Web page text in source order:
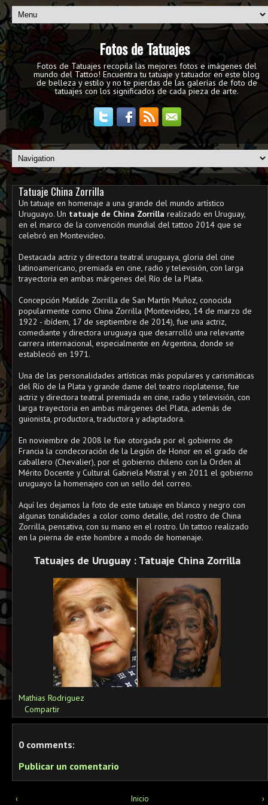
Fotos de Tatuajes
Fotos de Tatuajes recopila las mejores fotos e imágenes del
mundo del Tattoo! Encuentra tu tatuaje y tatuador en este blog
de belleza y estilo y no te pierdas de las galerías de foto de
tatuajes con los significados de cada pieza de arte.
Tatuaje China Zorrilla
Un tatuaje en homenaje a una grande del mundo artístico
Uruguayo. Un tatuaje de China Zorrilla realizado en Uruguay,
en el marco de la convención mundial del tattoo 2014 que se
celebró en Montevideo.
Destacada actriz y directora teatral uruguaya, gloria del cine
latinoamericano, premiada en cine, radio y televisión, con larga
trayectoria en ambas márgenes del Río de la Plata.
Concepción Matilde Zorrilla de San Martín Muñoz, conocida
popularmente como China Zorrilla (Montevideo, 14 de marzo de
1922 - ibídem, 17 de septiembre de 2014), fue una actriz,
comediante y directora uruguaya que desarrolló una relevante
carrera internacional, especialmente en Argentina, donde se
estableció en 1971.
Una de las personalidades artísticas más populares y carismáticas
del Río de la Plata y grande dame del teatro rioplatense, fue
actriz y directora teatral premiada en cine, radio y televisión, con
larga trayectoria en ambas márgenes del Plata, además de
guionista, productora, traductora y adaptadora.
En noviembre de 2008 le fue otorgada por el gobierno de
Francia la condecoración de la Legión de Honor en el grado de
caballero (Chevalier), por el gobierno chileno con la Orden al
Mérito Docente y Cultural Gabriela Mistral y en 2011 el gobierno
uruguayo la homenajeo con un sello del correo.
Aquí les dejamos la foto de este tatuaje en blanco y negro con
algunas tonalidades a color como detalle, del rostro de China
Zorrilla, pensativa, con su mano en el rostro. Un tattoo realizado
en la pierna de este hombre a modo de homenaje.
Tatuajes de Uruguay : Tatuaje China Zorrilla
Mathias Rodriguez
Compartir
0 comments:
Publicar un comentario
‹ ›
Inicio